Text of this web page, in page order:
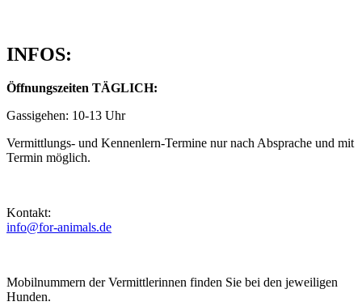
INFOS:
Öffnungszeiten TÄGLICH:
Gassigehen: 10-13 Uhr
Vermittlungs- und Kennenlern-Termine nur nach Absprache und mit
Termin möglich.
Kontakt:
info@for-animals.de
Mobilnummern der Vermittlerinnen finden Sie bei den jeweiligen
Hunden.